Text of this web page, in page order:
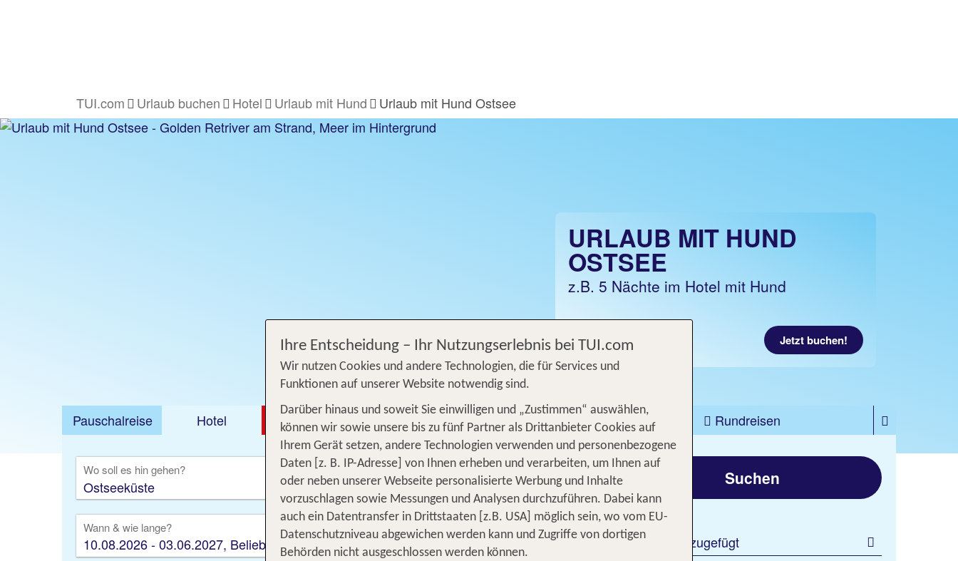
TUI.com Urlaub buchen Hotel Urlaub mit Hund Urlaub mit Hund Ostsee
URLAUB MIT HUND
OSTSEE
z.B. 5 Nächte im Hotel mit Hund
Jetzt buchen!
Pauschalreise Hotel DEALS Flug Ferienhaus Mietwagen Kreuzfahrten
Rundreisen
Ausflüge
Camper Privattransfer Zusatzleistungen
Wo soll es hin gehen?
Flug hinzufügen
Wann & wie lange?
10.08.2026 - 03.06.2027, Beliebig
Wer reist mit?
2 Erwachsene
Suchen
1 Filter hinzugefügt
Ihre Entscheidung – Ihr Nutzungserlebnis bei TUI.com
Wir nutzen Cookies und andere Technologien, die für Services und
Funktionen auf unserer Website notwendig sind.
Darüber hinaus und soweit Sie einwilligen und „Zustimmen“ auswählen,
können wir sowie unsere bis zu fünf Partner als Drittanbieter Cookies auf
Ihrem Gerät setzen, andere Technologien verwenden und personenbezogene
Daten [z. B. IP-Adresse] von Ihnen erheben und verarbeiten, um Ihnen auf
oder neben unserer Webseite personalisierte Werbung und Inhalte
vorzuschlagen sowie Messungen und Analysen durchzuführen. Dabei kann
auch ein Datentransfer in Drittstaaten [z.B. USA] möglich sein, wo vom EU-
Datenschutzniveau abgewichen werden kann und Zugriffe von dortigen
Behörden nicht ausgeschlossen werden können.